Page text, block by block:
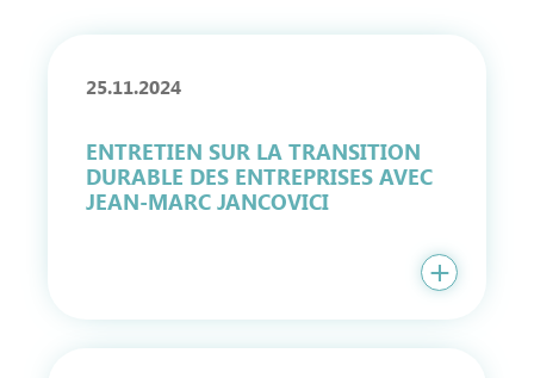
25.11.2024
ENTRETIEN SUR LA TRANSITION
DURABLE DES ENTREPRISES AVEC
JEAN-MARC JANCOVICI